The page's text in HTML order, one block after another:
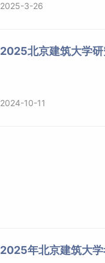
2025-3-26
2025北京建筑大学
2024-10-11
2025年北京建筑大学